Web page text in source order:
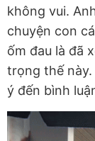
không vui.
chuyện con
ốm đau là đã
trọng thế này.
ý đến bình